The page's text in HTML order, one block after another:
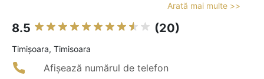
Arată mai multe >>
8.5 (20)
Timişoara, Timisoara
Afișează numărul de telefon